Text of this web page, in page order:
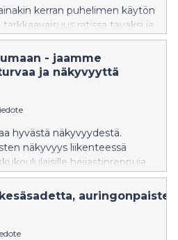
kerran puhelimen käytön
ratissa tavaksi ja
taskuun, sillä pienet
Kun koulut alkavat,
S-kaupat-palvelun
myymälöiden lähistölle
kulkijoita. Tempaukseen
eri puolella Suomea ja
Seudun Osuuskauppa SSO:n
että katseen
on kaikkein
että jokainen lapsi voi lähteä
Liikenteessä asiat
Äkillinen muutos jää
- jaamme
ja näkyvyyttä
hyvästä näkyvyydestä.
näkyvyys liikenteessä
heijastinreppuja
tueksi.